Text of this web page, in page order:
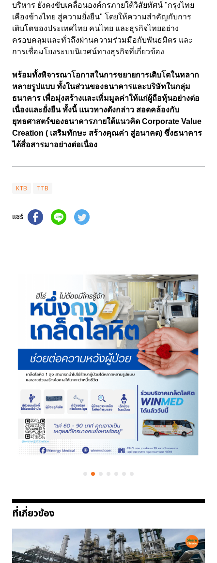
บริหาร ยังคงขับเคลื่อนองค์กรภายใต้วิสัยทัศน์ "กรุงไทย
เคืองข้างไทย สู่ความยั่งยืน" โดยให้ความสำคัญกับการ
เติบโตของประเทศไทย คนไทย และธุรกิจไทยอย่าง
ครอบคลุมและทั่วถึงผ่านความร่วมมือกับพันธมิตร และ
การเชื่อมโยงระบบนิเวศน์ทางธุรกิจที่เกี่ยวข้อง
พร้อมทั้งพิจารณาโอกาสในการขยายการเติบโตในหลาก
หลายรูปแบบ ทั้งในส่วนของธนาคารและบริษัทในกลุ่ม
ธนาคาร เพื่อมุ่งสร้างและเพิ่มมูลค่าให้แก่ผู้ถือหุ้นอย่างต่อ
เนื่องและยั่งยืน ทั้งนี้ แนวทางดังกล่าว สอดคล้องกับ
ยุทธศาสตร์ของธนาคารภายใต้แนวคิด Corporate Value
Creation ( เสริมทักษะ สร้างคุณค่า สู่อนาคต) ซึ่งธนาคาร
ได้สื่อสารมาอย่างต่อเนื่อง
KTB TTB
แชร์
ที่เกี่ยวข้อง